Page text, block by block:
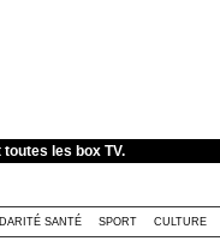
les box TV.
SANTÉ SPORT CULTURE